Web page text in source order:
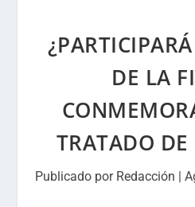
DE LA
TRATADO DE
Publicado por Redacción |